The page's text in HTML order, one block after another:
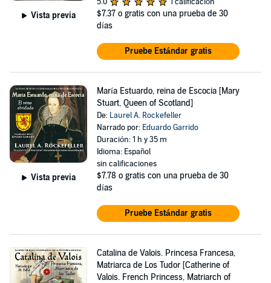
Vista previa $7.37 o gratis con una prueba de 30
días
Pruebe Estándar gratis
Vista previa
María Estuardo, reina de Escocia [Mary
Stuart, Queen of Scotland]
De: Laurel A. Rockefeller
Narrado por: Eduardo Garrido
Duración: 1 h y 35 m
Idioma: Español
sin calificaciones
$7.78 o gratis con una prueba de 30
días
Pruebe Estándar gratis
Catalina de Valois. Princesa Francesa,
Matriarca de Los Tudor [Catherine of
Valois. French Princess, Matriarch of